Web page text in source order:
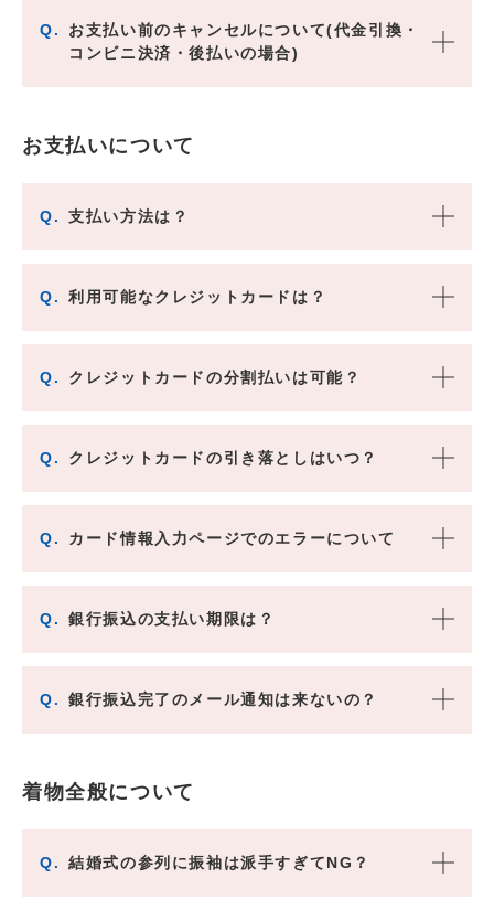
Q.
お支払い前のキャンセルについて(代金引換・
コンビニ決済・後払いの場合)
お支払いについて
Q. 支払い方法は？
Q. 利用可能なクレジットカードは？
Q. クレジットカードの分割払いは可能？
Q. クレジットカードの引き落としはいつ？
Q. カード情報入力ページでのエラーについて
Q. 銀行振込の支払い期限は？
Q. 銀行振込完了のメール通知は来ないの？
着物全般について
Q. 結婚式の参列に振袖は派手すぎてNG？